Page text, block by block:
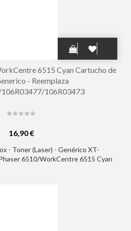
6515 Cyan Cartucho de
- Reemplaza
106R03473
16,90 €
- Toner (Laser) - Genérico XT-
6510/WorkCentre 6515 Cyan